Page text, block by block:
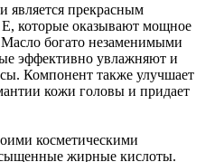
является прекрасным
которые оказывают мощное
богато незаменимыми
эффективно увлажняют и
Компонент также улучшает
кожи головы и придает
косметическими
жирные кислоты.